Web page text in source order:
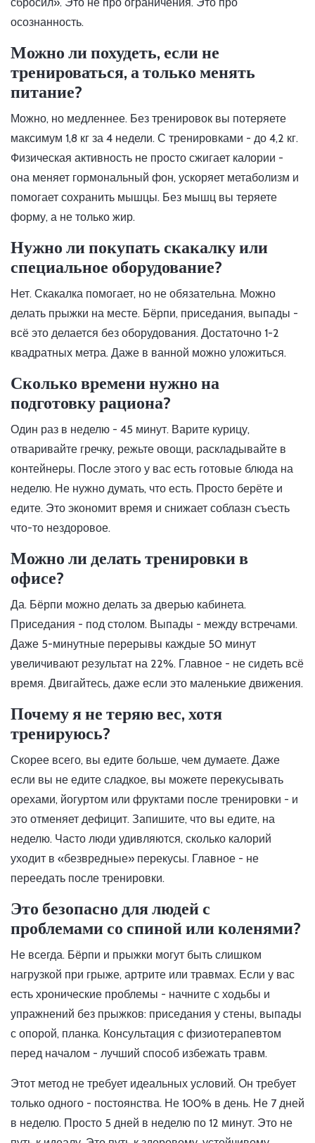
сбросил». Это не про ограничения. Это про
осознанность.
Можно ли похудеть, если не
тренироваться, а только менять
питание?
Можно, но медленнее. Без тренировок вы потеряете
максимум 1,8 кг за 4 недели. С тренировками - до 4,2 кг.
Физическая активность не просто сжигает калории -
она меняет гормональный фон, ускоряет метаболизм и
помогает сохранить мышцы. Без мышц вы теряете
форму, а не только жир.
Нужно ли покупать скакалку или
специальное оборудование?
Нет. Скакалка помогает, но не обязательна. Можно
делать прыжки на месте. Бёрпи, приседания, выпады -
всё это делается без оборудования. Достаточно 1-2
квадратных метра. Даже в ванной можно уложиться.
Сколько времени нужно на
подготовку рациона?
Один раз в неделю - 45 минут. Варите курицу,
отваривайте гречку, режьте овощи, раскладывайте в
контейнеры. После этого у вас есть готовые блюда на
неделю. Не нужно думать, что есть. Просто берёте и
едите. Это экономит время и снижает соблазн съесть
что-то нездоровое.
Можно ли делать тренировки в
офисе?
Да. Бёрпи можно делать за дверью кабинета.
Приседания - под столом. Выпады - между встречами.
Даже 5-минутные перерывы каждые 50 минут
увеличивают результат на 22%. Главное - не сидеть всё
время. Двигайтесь, даже если это маленькие движения.
Почему я не теряю вес, хотя
тренируюсь?
Скорее всего, вы едите больше, чем думаете. Даже
если вы не едите сладкое, вы можете перекусывать
орехами, йогуртом или фруктами после тренировки - и
это отменяет дефицит. Запишите, что вы едите, на
неделю. Часто люди удивляются, сколько калорий
уходит в «безвредные» перекусы. Главное - не
переедать после тренировки.
Это безопасно для людей с
проблемами со спиной или коленями?
Не всегда. Бёрпи и прыжки могут быть слишком
нагрузкой при грыже, артрите или травмах. Если у вас
есть хронические проблемы - начните с ходьбы и
упражнений без прыжков: приседания у стены, выпады
с опорой, планка. Консультация с физиотерапевтом
перед началом - лучший способ избежать травм.
Этот метод не требует идеальных условий. Он требует
только одного - постоянства. Не 100% в день. Не 7 дней
в неделю. Просто 5 дней в неделю по 12 минут. Это не